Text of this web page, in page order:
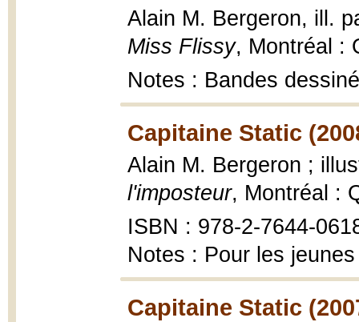
Alain M. Bergeron, ill.
Miss Flissy, Montréal :
Notes : Bandes
Capitaine Static
Alain M. Bergeron ;
l'imposteur, Montréal :
ISBN : 978-2-7644-
Notes : Pour les jeunes
Capitaine Static